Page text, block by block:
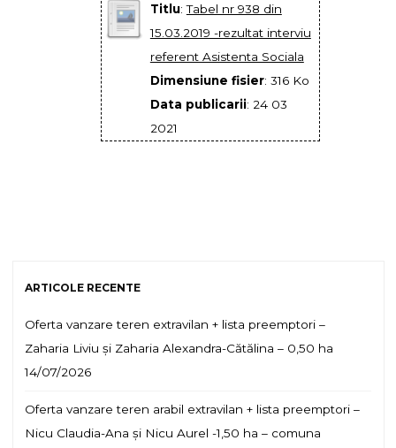
Titlu:Tabel nr 938 din
15.03.2019 -rezultat interviu
referent Asistenta Sociala
Dimensiune fisier: 316 Ko
Data publicarii: 24 03
2021
ARTICOLE RECENTE
Oferta vanzare teren extravilan + lista preemptori –
Zaharia Liviu și Zaharia Alexandra-Cătălina – 0,50 ha
14/07/2026
Oferta vanzare teren arabil extravilan + lista preemptori –
Nicu Claudia-Ana și Nicu Aurel -1,50 ha – comuna